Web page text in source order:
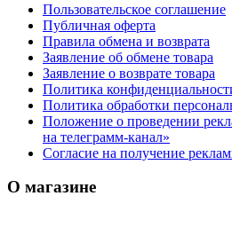
Пользовательское соглашение
Публичная оферта
Правила обмена и возврата
Заявление об обмене товара
Заявление о возврате товара
Политика
Политика обработки
Положение о проведении
на телеграмм-канал»
Согласие на получение
О магазине